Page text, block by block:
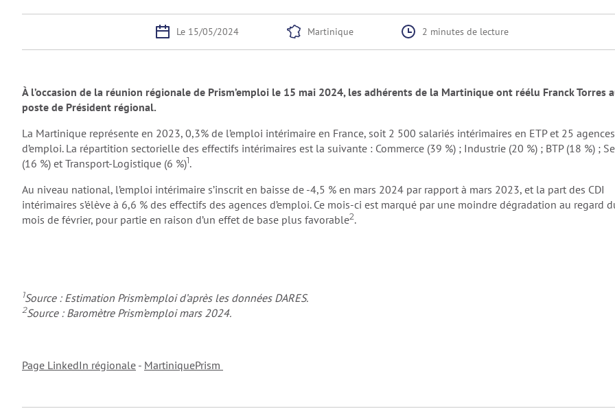
Le 15/05/2024 Martinique 2 minutes de lecture
À l’occasion de la réunion régionale de Prism’emploi le 15 mai 2024, les adhérents de la Martinique ont réélu Franck Torres
poste de Président régional.
La Martinique représente en 2023, 0,3% de l’emploi intérimaire en France, soit 2 500 salariés intérimaires en ETP et 25 agences
d’emploi. La répartition sectorielle des effectifs intérimaires est la suivante : Commerce (39 %) ; Industrie (20 %) ; BTP (18 %) ;
(16 %) et Transport-Logistique (6 %)1.
Au niveau national, l’emploi intérimaire s’inscrit en baisse de -4,5 % en mars 2024 par rapport à mars 2023, et la part des CDI
intérimaires s’élève à 6,6 % des effectifs des agences d’emploi. Ce mois-ci est marqué par une moindre dégradation au regard
mois de février, pour partie en raison d’un effet de base plus favorable2.
1Source : Estimation Prism’emploi d’après les données DARES.
2Source : Baromètre Prism’emploi mars 2024.
Page LinkedIn régionale - MartiniquePrism